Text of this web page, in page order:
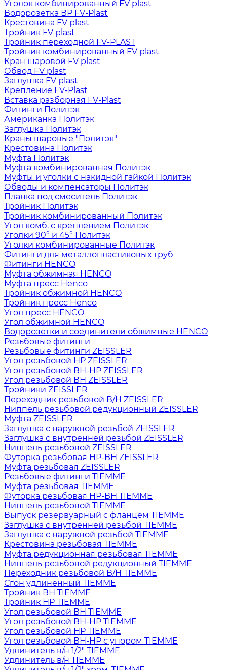
Уголок комбинированный FV plast
Водорозетка ВР FV-Plast
Крестовина FV plast
Тройник FV plast
Тройник переходной FV-PLAST
Тройник комбинированный FV plast
Кран шаровой FV plast
Обвод FV plast
Заглушка FV plast
Крепление FV-Plast
Вставка разборная FV-Plast
Фитинги Политэк
Американка Политэк
Заглушка Политэк
Краны шаровые "Политэк"
Крестовина Политэк
Муфта Политэк
Муфта комбинированная Политэк
Муфты и уголки с накидной гайкой Политэк
Обводы и компенсаторы Политэк
Планка под смеситель Политэк
Тройник Политэк
Тройник комбинированный Политэк
Угол комб. с креплением Политэк
Уголки 90° и 45° Политэк
Уголки комбинированные Политэк
Фитинги для металлопластиковых труб
Фитинги HENCO
Муфта обжимная HENCO
Муфта пресс Henco
Тройник обжимной HENCO
Тройник пресс Henco
Угол пресс HENCO
Угол обжимной HENCO
Водорозетки и соединители обжимные HENCO
Резьбовые фитинги
Резьбовые фитинги ZEISSLER
Угол резьбовой НР ZEISSLER
Угол резьбовой ВН-НР ZEISSLER
Угол резьбовой ВН ZEISSLER
Тройники ZEISSLER
Переходник резьбовой В/Н ZEISSLER
Ниппель резьбовой редукционный ZEISSLER
Муфта ZEISSLER
Заглушка с наружной резьбой ZEISSLER
Заглушка с внутренней резьбой ZEISSLER
Ниппель резьбовой ZEISSLER
Футорка резьбовая НР-ВН ZEISSLER
Муфта резьбовая ZEISSLER
Резьбовые фитинги TIEMME
Муфта резьбовая TIEMME
Футорка резьбовая НР-ВН TIEMME
Ниппель резьбовой TIEMME
Выпуск резервуарный с фланцем TIEMME
Заглушка с внутренней резьбой TIEMME
Заглушка с наружной резьбой TIEMME
Крестовина резьбовая TIEMME
Муфта редукционная резьбовая TIEMME
Ниппель резьбовой редукционный TIEMME
Переходник резьбовой В/Н TIEMME
Сгон удлиненный TIEMME
Тройник ВН TIEMME
Тройник НР TIEMME
Угол резьбовой ВН TIEMME
Угол резьбовой ВН-НР TIEMME
Угол резьбовой НР TIEMME
Угол резьбовой ВН-НР с упором TIEMME
Удлинитель в/н 1/2" TIEMME
Удлинитель в/н TIEMME